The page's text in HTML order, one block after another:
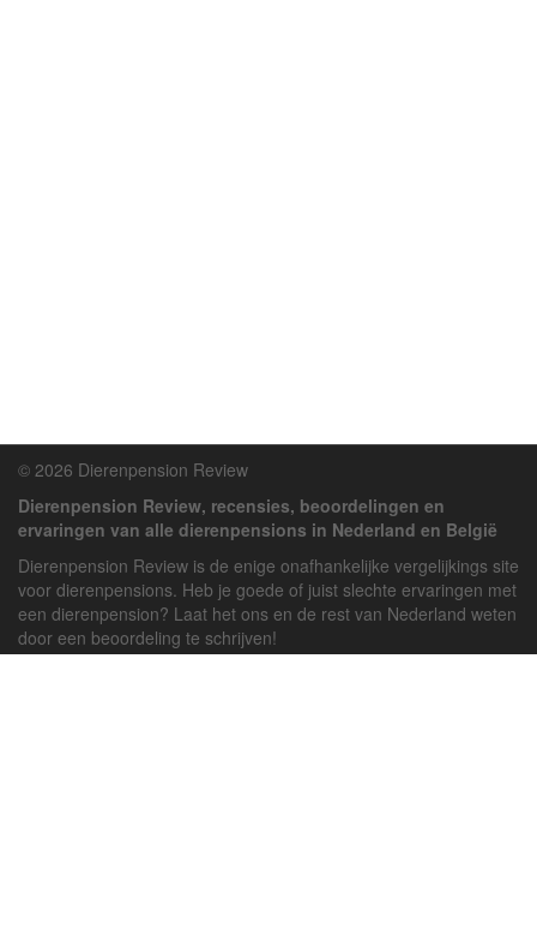
© 2026 Dierenpension Review
Dierenpension Review, recensies, beoordelingen en
ervaringen van alle dierenpensions in Nederland en België
Dierenpension Review is de enige onafhankelijke vergelijkings site
voor dierenpensions. Heb je goede of juist slechte ervaringen met
een dierenpension? Laat het ons en de rest van Nederland weten
door een beoordeling te schrijven!